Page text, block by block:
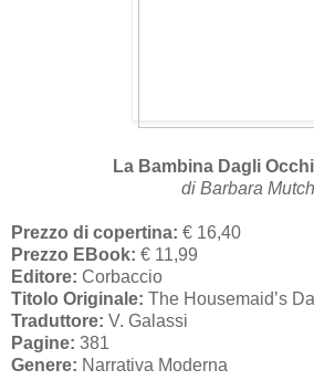
La Bambina Dagli
di Barbara Mutch
Prezzo di copertina: € 16,40
Prezzo EBook: € 11,99
Editore: Corbaccio
Titolo Originale: The Housemaid’s
Traduttore: V. Galassi
Pagine: 381
Genere: Narrativa Moderna